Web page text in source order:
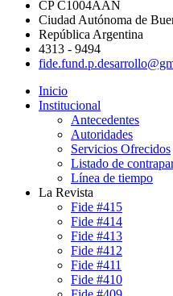
CP C1004AAN
Ciudad Autónoma de
República Argentina
4313 - 9494
Inicio
Institucional
Antecedentes
Autoridades
Servicios Ofrecidos
Listado de
Línea de tiempo
La Revista
Fide #415
Fide #414
Fide #413
Fide #412
Fide #411
Fide #410